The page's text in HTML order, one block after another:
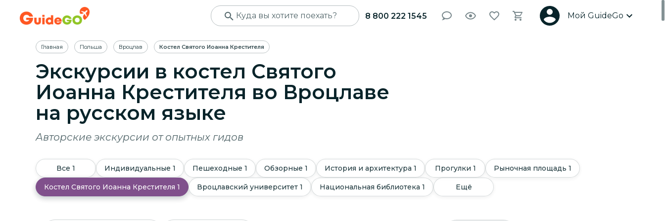
8 800 222 1545 Мой GuideGo
Главная Польша Вроцлав Костел Святого Иоанна Крестителя
Экскурсии в костел Святого
Иоанна Крестителя во Вроцлаве
на русском языке
Авторские экскурсии от опытных гидов
Все 1 Индивидуальные 1 Пешеходные 1 Обзорные 1 История и архитектура 1 Прогулки 1 Рыночная площадь 1
Костел Святого Иоанна Крестителя 1 Вроцлавский университет 1 Национальная библиотека 1 Ещё